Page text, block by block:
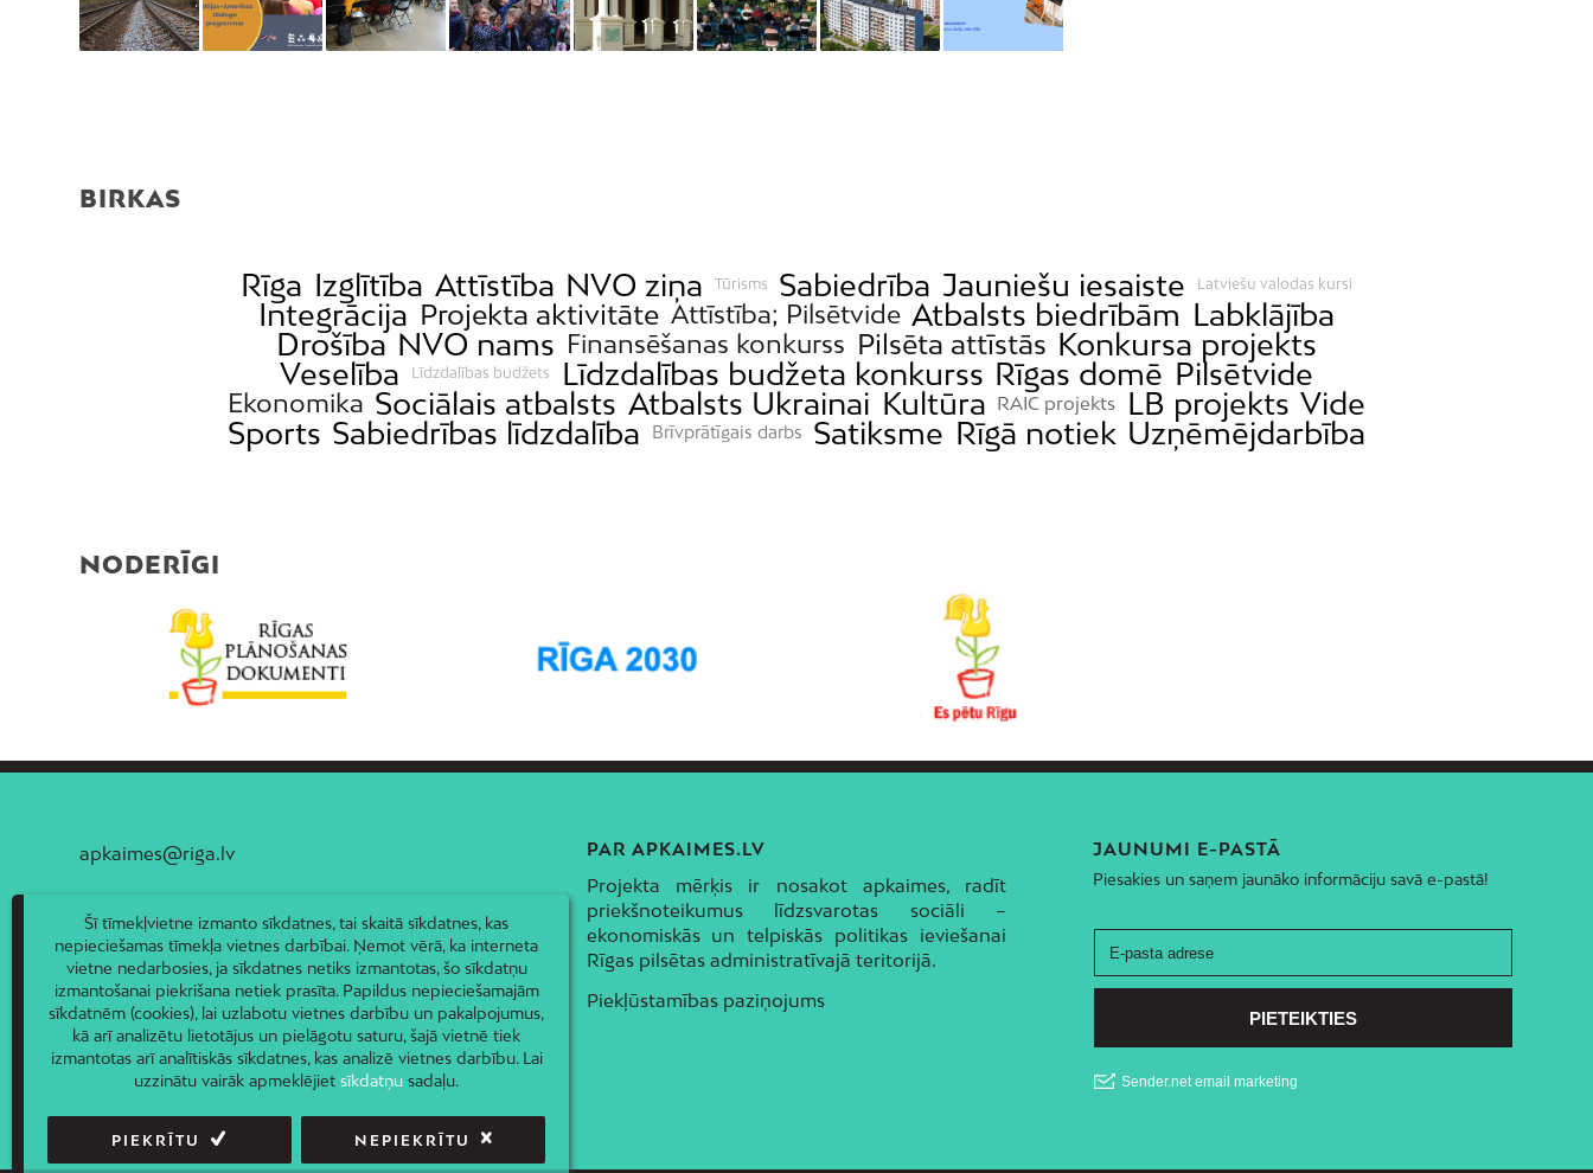
BIRKAS
Rīga Izglītība Attīstība NVO ziņa Tūrisms Sabiedrība Jauniešu iesaiste Latviešu valodas kursi
Integrācija Projekta aktivitāte Attīstība; Pilsētvide Atbalsts biedrībām Labklājība
Drošība NVO nams Finansēšanas konkurss Pilsēta attīstās Konkursa projekts
Veselība
Līdzdalības budžets Līdzdalības budžeta konkurss Rīgas domē Pilsētvide
Ekonomika Sociālais atbalsts Atbalsts Ukrainai Kultūra RAIC projekts LB projekts Vide
Sports Sabiedrības līdzdalība Brīvprātīgais darbs Satiksme Rīgā notiek Uzņēmējdarbība
NODERĪGI
apkaimes@riga.lv PAR APKAIMES.LV
Projekta mērķis ir nosakot apkaimes, radīt
priekšnoteikumus līdzsvarotas sociāli –
ekonomiskās un telpiskās politikas ieviešanai
Rīgas pilsētas administratīvajā teritorijā.
Piekļūstamības paziņojums
JAUNUMI E-PASTĀ
Piesakies un saņem jaunāko informāciju savā e-pastā!
Šī tīmekļvietne izmanto sīkdatnes, tai skaitā sīkdatnes, kas
nepieciešamas tīmekļa vietnes darbībai. Ņemot vērā, ka interneta
vietne nedarbosies, ja sīkdatnes netiks izmantotas, šo sīkdatņu
izmantošanai piekrišana netiek prasīta. Papildus nepieciešamajām
sīkdatnēm (cookies), lai uzlabotu vietnes darbību un pakalpojumus,
kā arī analizētu lietotājus un pielāgotu saturu, šajā vietnē tiek
izmantotas arī analītiskās sīkdatnes, kas analizē vietnes darbību. Lai
uzzinātu vairāk apmeklējietsīkdatņu sadaļu.
PIEKRĪTU NEPIEKRĪTU